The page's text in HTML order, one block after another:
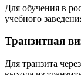
Для обучения в
учебного
Транзитная
Для транзита